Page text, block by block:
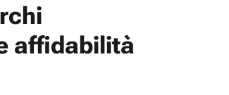
affidabilità